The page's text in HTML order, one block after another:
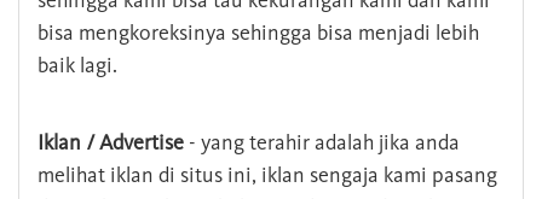
bisa mengkoreksinya sehingga bisa menjadi lebih
baik lagi.
Iklan / Advertise - yang terahir adalah jika anda
melihat iklan di situs ini, iklan sengaja kami pasang